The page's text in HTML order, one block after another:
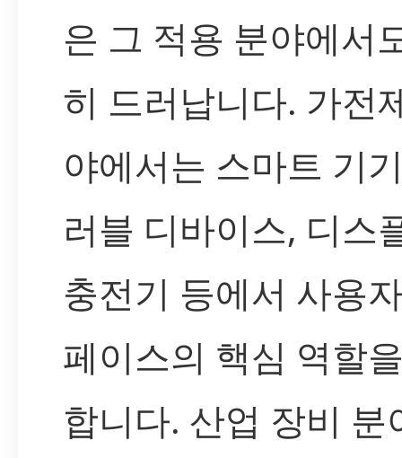
은 그 적용 분야에서
히 드러납니다. 가전
야에서는 스마트 기
러블 디바이스, 디스
충전기 등에서 사용
페이스의 핵심 역할
합니다. 산업 장비 분